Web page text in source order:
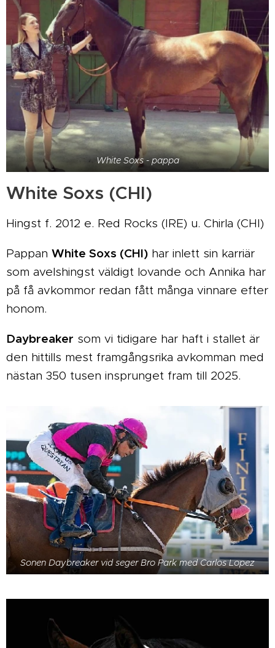
White Soxs - pappa
White Soxs (CHI)
Hingst f. 2012 e. Red Rocks (IRE) u. Chirla (CHI)
Pappan White Soxs (CHI) har inlett sin karriär
som avelshingst väldigt lovande och Annika har
på få avkommor redan fått många vinnare efter
honom.
Daybreaker som vi tidigare har haft i stallet är
den hittills mest framgångsrika avkomman med
nästan 350 tusen insprunget fram till 2025.
Sonen Daybreaker vid seger Bro Park med Carlos Lopez